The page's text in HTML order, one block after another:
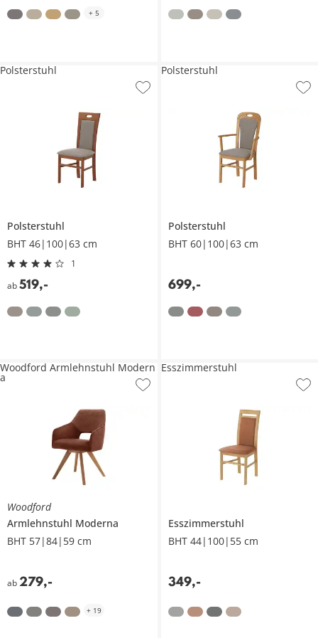
+ 5
Polsterstuhl
BHT 46|100|63 cm
1
ab519,-
Polsterstuhl
Polsterstuhl
BHT 60|100|63 cm
699,-
Polsterstuhl
Woodford
Armlehnstuhl Moderna
BHT 57|84|59 cm
ab 279,-
Woodford Armlehnstuhl Modern
a
+ 19
Esszimmerstuhl
BHT 44|100|55 cm
349,-
Esszimmerstuhl